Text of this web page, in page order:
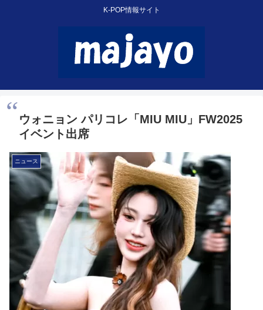
K-POP情報サイト
ウォニョン パリコレ「MIU MIU」FW2025
イベント出席
ニュース